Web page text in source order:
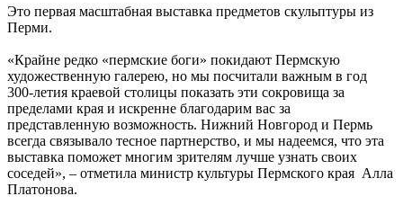
Это первая масштабная выставка предметов скульптуры из
Перми.
«Крайне редко «пермские боги» покидают Пермскую
художественную галерею, но мы посчитали важным в год
300-летия краевой столицы показать эти сокровища за
пределами края и искренне благодарим вас за
представленную возможность. Нижний Новгород и Пермь
всегда связывало тесное партнерство, и мы надеемся, что эта
выставка поможет многим зрителям лучше узнать своих
соседей», – отметила министр культуры Пермского края Алла
Платонова.